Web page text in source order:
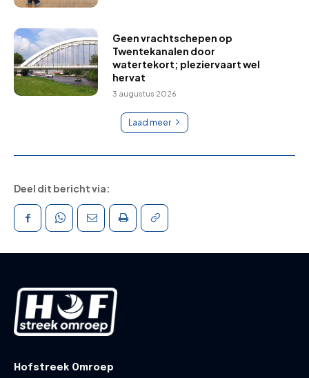
Geen vrachtschepen op
Twentekanalen door
watertekort; pleziervaart wel
hervat
3 augustus 2026
Laad meer
Deel dit bericht via:
Hofstreek Omroep